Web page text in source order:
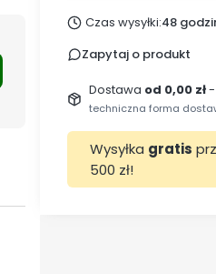
Czas wysyłki:48
Zapytaj o produkt
Dostawa od 0,00 zł-
techniczna forma
Wysyłka gratis
500 zł!